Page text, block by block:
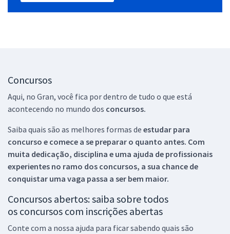
Concursos
Aqui, no Gran, você fica por dentro de tudo o que está
acontecendo no mundo dos concursos.
Saiba quais são as melhores formas de estudar para
concurso e comece a se preparar o quanto antes. Com
muita dedicação, disciplina e uma ajuda de profissionais
experientes no ramo dos concursos, a sua chance de
conquistar uma vaga passa a ser bem maior.
Concursos abertos: saiba sobre todos
os concursos com inscrições abertas
Conte com a nossa ajuda para ficar sabendo quais são